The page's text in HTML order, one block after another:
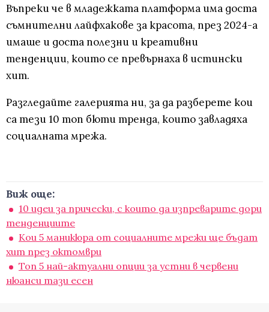
Въпреки че в младежката платформа има доста
съмнителни лайфхакове за красота, през 2024-а
имаше и доста полезни и креативни
тенденции, които се превърнаха в истински
хит.
Разгледайте галерията ни, за да разберете кои
са тези 10 топ бюти тренда, които завладяха
социалната мрежа.
Виж още:
10 идеи за прически, с които да изпреварите дори
тенденциите
Кои 5 маникюра от социалните мрежи ще бъдат
хит през октомври
Топ 5 най-актуални опции за устни в червени
нюанси тази есен